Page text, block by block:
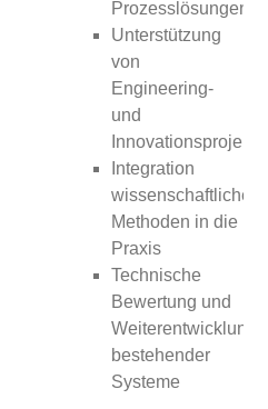
Prozesslösungen
Unterstützung
von
Engineering-
und
Innovationsprojekten
Integration
wissenschaftlicher
Methoden in die
Praxis
Technische
Bewertung und
Weiterentwicklung
bestehender
Systeme